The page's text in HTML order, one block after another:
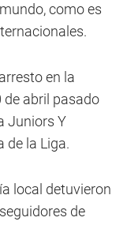
como es
en la
de abril pasado
Juniors Y
de la Liga.
local detuvieron
de